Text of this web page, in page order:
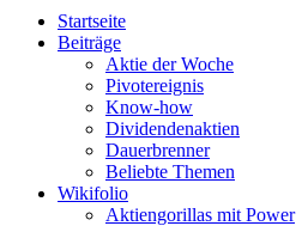
Startseite
Beiträge
Aktie der Woche
Pivotereignis
Know-how
Dividendenaktien
Dauerbrenner
Beliebte Themen
Wikifolio
Aktiengorillas mit Power